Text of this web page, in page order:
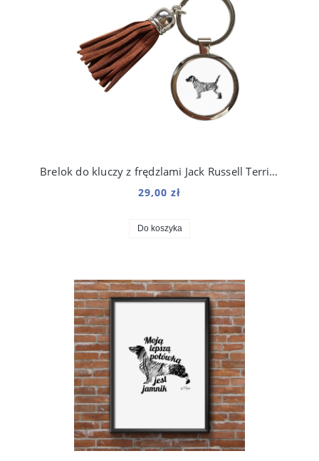
Brelok do kluczy z frędzlami Jack Russell Terrier / JRT
29,00 zł
Do koszyka